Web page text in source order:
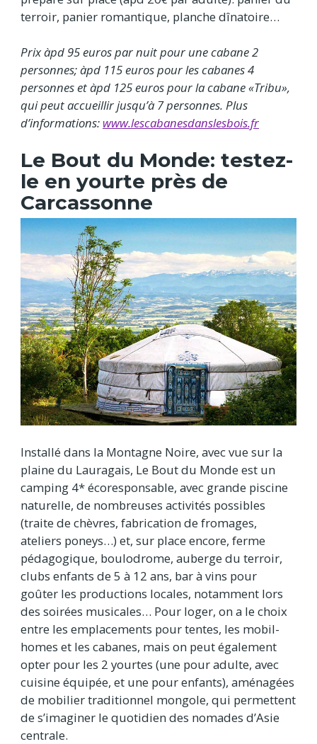
terroir, panier romantique, planche dînatoire…
Prix àpd 95 euros par nuit pour une cabane 2
personnes; àpd 115 euros pour les cabanes 4
personnes et àpd 125 euros pour la cabane «Tribu»,
qui peut accueillir jusqu’à 7 personnes. Plus
d’informations: www.lescabanesdanslesbois.fr
Le Bout du Monde: testez-
le en yourte près de
Carcassonne
Installé dans la Montagne Noire, avec vue sur la
plaine du Lauragais, Le Bout du Monde est un
camping 4* écoresponsable, avec grande piscine
naturelle, de nombreuses activités possibles
(traite de chèvres, fabrication de fromages,
ateliers poneys…) et, sur place encore, ferme
pédagogique, boulodrome, auberge du terroir,
clubs enfants de 5 à 12 ans, bar à vins pour
goûter les productions locales, notamment lors
des soirées musicales… Pour loger, on a le choix
entre les emplacements pour tentes, les mobil-
homes et les cabanes, mais on peut également
opter pour les 2 yourtes (une pour adulte, avec
cuisine équipée, et une pour enfants), aménagées
de mobilier traditionnel mongole, qui permettent
de s’imaginer le quotidien des nomades d’Asie
centrale.